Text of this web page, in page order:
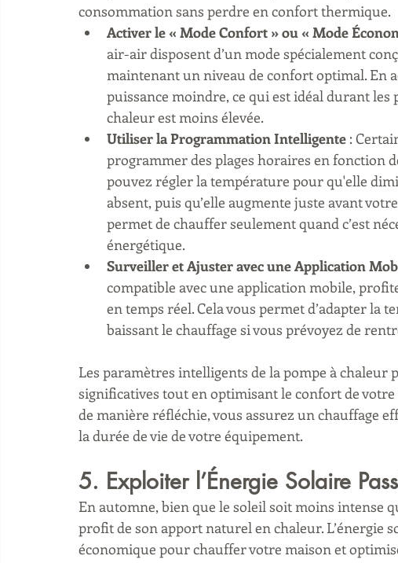
consommation sans perdre en confort thermique.
Activer le « Mode Confort » ou « Mode
air-air disposent d’un mode spécialement
maintenant un niveau de confort optimal. En
puissance moindre, ce qui est idéal durant les
chaleur est moins élevée.
Utiliser la Programmation Intelligente :
programmer des plages horaires en fonction
pouvez régler la température pour qu'elle
absent, puis qu’elle augmente juste avant
permet de chauffer seulement quand c’est
énergétique.
Surveiller et Ajuster avec une Application
compatible avec une application mobile,
en temps réel. Cela vous permet d’adapter la
baissant le chauffage si vous prévoyez de
Les paramètres intelligents de la pompe à chaleur
significatives tout en optimisant le confort de
de manière réfléchie, vous assurez un chauffage
la durée de vie de votre équipement.
5. Exploiter l’Énergie Solaire
En automne, bien que le soleil soit moins intense
profit de son apport naturel en chaleur. L’énergie
économique pour chauffer votre maison et